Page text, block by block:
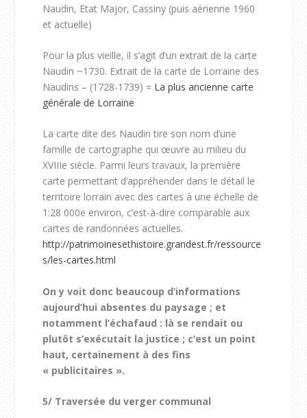
Naudin, Etat Major, Cassiny (puis aérienne 1960
et actuelle)
Pour la plus vieille, il s’agit d’un extrait de la carte
Naudin ~1730. Extrait de la carte de Lorraine des
Naudins – (1728-1739) = La plus ancienne carte
générale de Lorraine
La carte dite des Naudin tire son nom d’une
famille de cartographe qui œuvre au milieu du
XVIIIe siècle. Parmi leurs travaux, la première
carte permettant d’appréhender dans le détail le
territoire lorrain avec des cartes à une échelle de
1:28 000e environ, c’est-à-dire comparable aux
cartes de randonnées actuelles.
http://patrimoinesethistoire.grandest.fr/ressource
s/les-cartes.html
On y voit donc beaucoup d’informations
aujourd’hui absentes du paysage ; et
notamment l’échafaud : là se rendait ou
plutôt s’exécutait la justice ; c’est un point
haut, certainement à des fins
« publicitaires ».
5/ Traversée du verger communal